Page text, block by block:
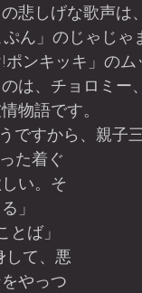
悲しげな歌声は
ンキッキ」の
は、チョロミ
物語です。
うですから、親
い。そ
」
して、悪
やっつ